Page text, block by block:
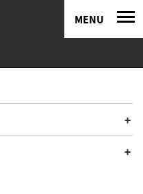
MENU